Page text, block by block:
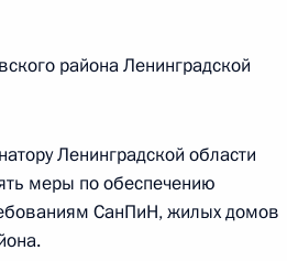
личного приёма в режиме
округа,
сотрудничеству
Федерации по приёму
района Ленинградской
Ленинградской области
меры по обеспечению
СанПиН, жилых домов